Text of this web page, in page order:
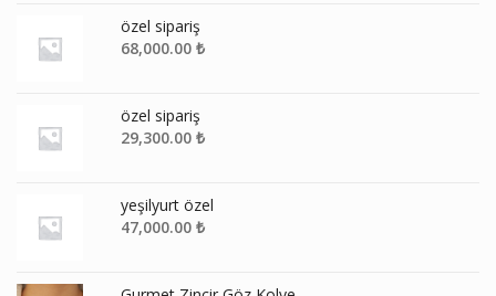
özel sipariş
68,000.00 ₺
özel sipariş
29,300.00 ₺
yeşilyurt özel
47,000.00 ₺